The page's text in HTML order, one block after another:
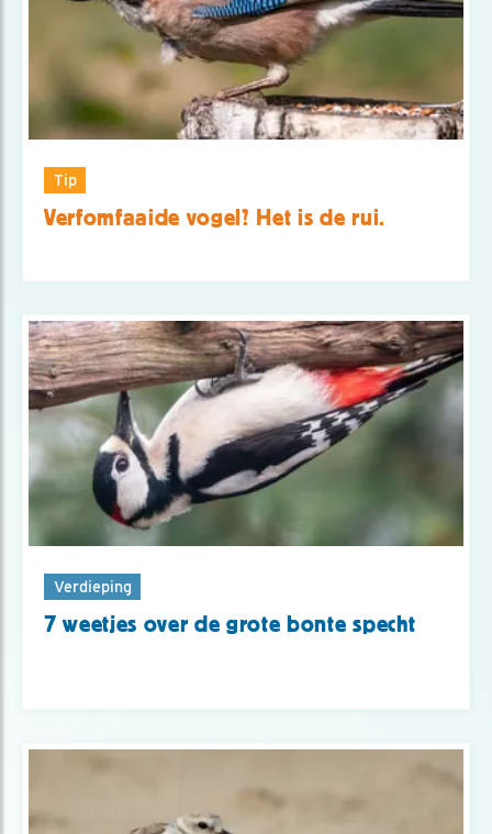
Tip
Verfomfaaide vogel? Het is de rui.
Verdieping
7 weetjes over de grote bonte specht